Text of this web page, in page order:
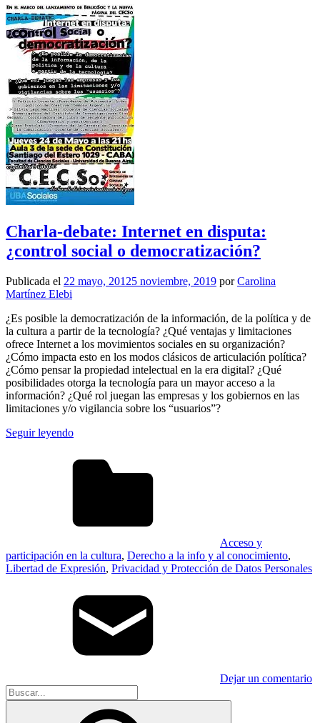
Charla-debate: Internet en disputa:
¿control social o democratización?
Publicada el 22 mayo, 20125 noviembre, 2019 porCarolina
Martínez Elebi
¿Es posible la democratización de la información, de la política y de
la cultura a partir de la tecnología? ¿Qué ventajas y limitaciones
ofrece Internet a los movimientos sociales en su organización?
¿Cómo impacta esto en los modos clásicos de articulación política?
¿Cómo pensar la propiedad intelectual en la era digital? ¿Qué
posibilidades otorga la tecnología para un mayor acceso a la
información? ¿Qué rol juegan las empresas y los gobiernos en las
limitaciones y/o vigilancia sobre los “usuarios”?
Seguir leyendo
Acceso y
participación en la cultura, Derecho a la info y al conocimiento,
Libertad de Expresión, Privacidad y Protección de Datos Personales
Dejar un comentario
Buscar: